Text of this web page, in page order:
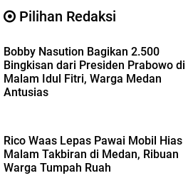
Pilihan Redaksi
Bobby Nasution Bagikan 2.500
Bingkisan dari Presiden Prabowo di
Malam Idul Fitri, Warga Medan
Antusias
Rico Waas Lepas Pawai Mobil Hias
Malam Takbiran di Medan, Ribuan
Warga Tumpah Ruah